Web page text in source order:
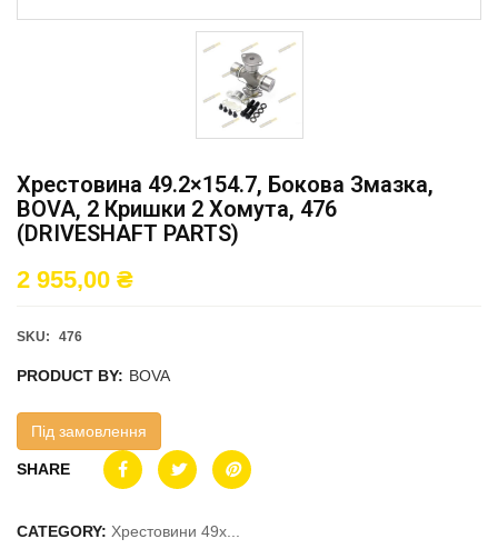
Хрестовина 49.2×154.7, Бокова Змазка,
BOVA, 2 Кришки 2 Хомута, 476
(DRIVESHAFT PARTS)
2 955,00 ₴
SKU: 476
PRODUCT BY: BOVA
Під замовлення
SHARE
CATEGORY: Хрестовини 49x...